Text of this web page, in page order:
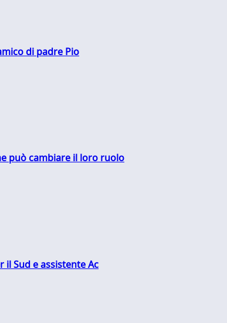
di padre Pio
può cambiare il loro ruolo
il Sud e assistente Ac